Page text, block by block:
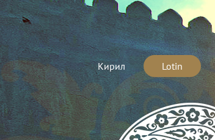
Кирил Lotin